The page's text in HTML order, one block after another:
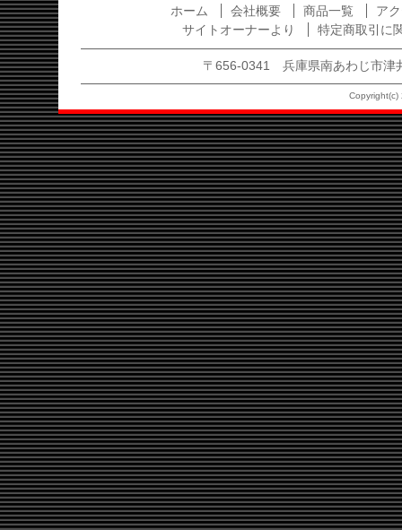
ホーム 会社概要 商品一覧
ア
サイトオーナーより
特定商取引に
〒656-0341 兵庫県南あわじ市
Copyright(c)